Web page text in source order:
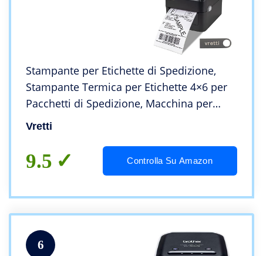
Stampante per Etichette di Spedizione,
Stampante Termica per Etichette 4×6 per
Pacchetti di Spedizione, Macchina per
Etichette Desktop per Piccole Aziende UPS
Vretti
9.5 Controlla Su Amazon
6